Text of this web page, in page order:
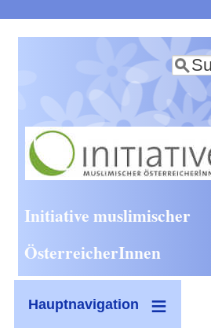
zum
Inhalt
Suche
Initiative muslimischer
ÖsterreicherInnen
Hauptnavigation